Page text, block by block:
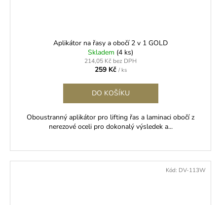
Aplikátor na řasy a obočí 2 v 1 GOLD
Skladem (4 ks)
214,05 Kč bez DPH
259 Kč / ks
DO KOŠÍKU
Oboustranný aplikátor pro lifting řas a laminaci obočí z
nerezové oceli pro dokonalý výsledek a...
Kód: DV-113W